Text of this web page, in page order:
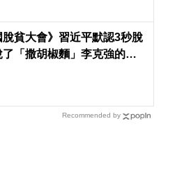
脫貧大會》習近平默認3秒脫
了「撒胡椒麵」李克強的一
Recommended by